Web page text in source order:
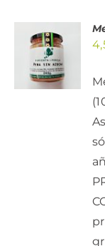
AÑADIR
AL
CARRITO
/
DETALLES